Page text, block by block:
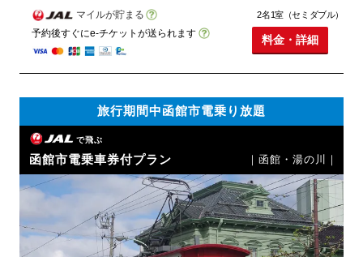
マイルが貯まる
予約後すぐにe-チケットが送られます
2名1室（セミダブル）
料金・詳細
旅行期間中函館市電乗り放題
で飛ぶ
函館市電乗車券付プラン ｜函館・湯の川｜